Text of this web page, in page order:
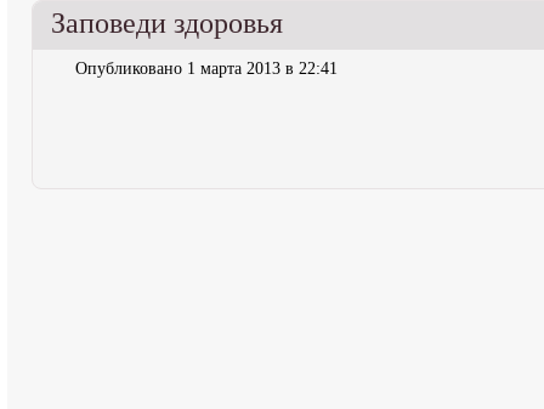
Заповеди здоровья
Опубликовано 1 марта 2013 в 22:41